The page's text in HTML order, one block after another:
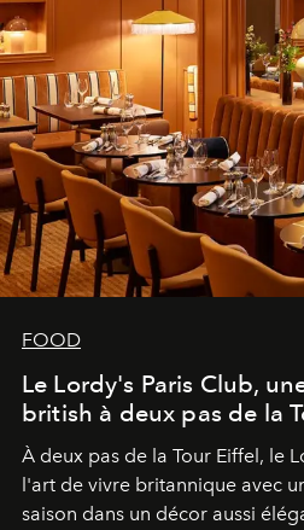
FOOD
Le Lordy's Paris Club,
british à deux pas de la
À deux pas de la Tour Eiffel, le
l'art de vivre britannique avec
saison dans un décor aussi